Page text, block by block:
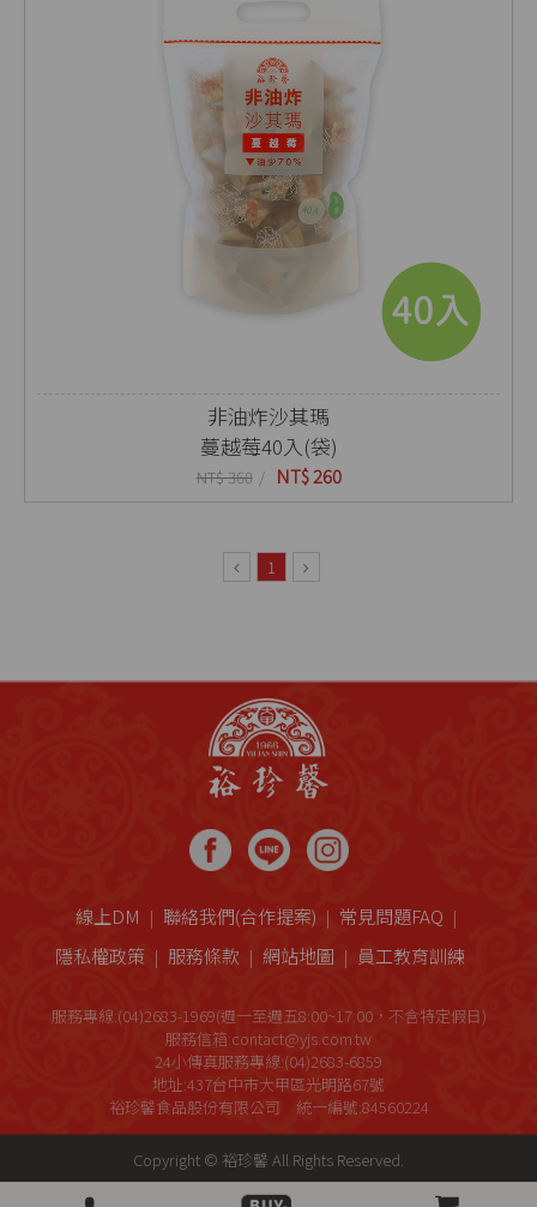
非油炸沙其瑪
蔓越莓40入(袋)
NT$ 360 NT$ 260
1
線上DM 聯絡我們(合作提案)
常見問題FAQ
隱私權政策
服務條款 網站地圖 員工教育訓練
服務專線:(04)2683-1969(週一至週五8:00~17:00，不含特定假日)
服務信箱:contact@yjs.com.tw
24小傳真服務專線:(04)2683-6859
地址:437台中市大甲區光明路67號
裕珍馨食品股份有限公司 統一編號:84560224
Copyright © 裕珍馨 All Rights Reserved.